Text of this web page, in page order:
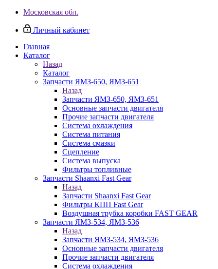
Московская обл.
Личный кабинет
Главная
Каталог
Назад
Каталог
Запчасти ЯМЗ-650, ЯМЗ-651
Назад
Запчасти ЯМЗ-650, ЯМЗ-651
Основные запчасти двигателя
Прочие запчасти двигателя
Система охлаждения
Система питания
Система смазки
Сцепление
Система выпуска
Фильтры топливные
Запчасти Shaanxi Fast Gear
Назад
Запчасти Shaanxi Fast Gear
Фильтры КПП Fast Gear
Воздушная трубка коробки FAST GEAR
Запчасти ЯМЗ-534, ЯМЗ-536
Назад
Запчасти ЯМЗ-534, ЯМЗ-536
Основные запчасти двигателя
Прочие запчасти двигателя
Система охлаждения